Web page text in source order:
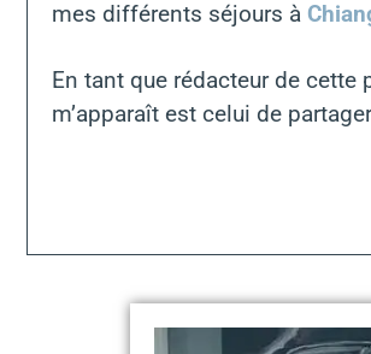
mes différents séjours à
En tant que rédacteur de cette
m’apparaît est celui de